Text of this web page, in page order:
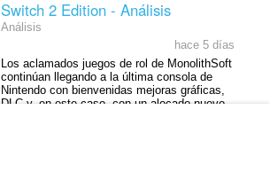
Switch 2 Edition - Análisis
Análisis
hace 5 días
Los aclamados juegos de rol de MonolithSoft
continúan llegando a la última consola de
Nintendo con bienvenidas mejoras gráficas,
DLC y, en este caso, con un alocado nuevo